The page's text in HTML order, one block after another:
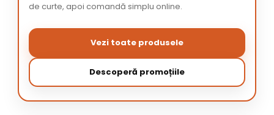
de curte, apoi comandă simplu online.
Vezi toate produsele
Descoperă promoțiile